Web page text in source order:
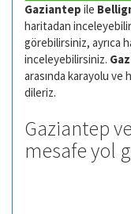
Gaziantep ile
haritadan
görebilirsiniz, ayrıca
inceleyebilirsiniz.
arasında karayolu ve
dileriz.
Gaziantep
mesafe yol